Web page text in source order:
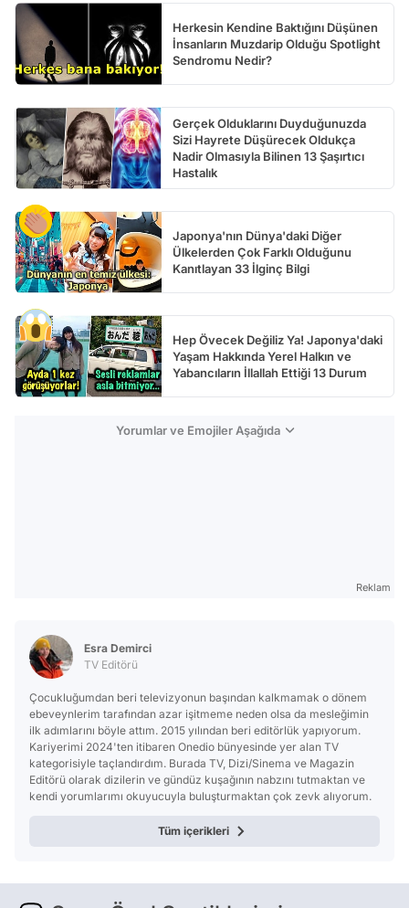
Herkesin Kendine Baktığını Düşünen
İnsanların Muzdarip Olduğu Spotlight
Sendromu Nedir?
Gerçek Olduklarını Duyduğunuzda
Sizi Hayrete Düşürecek Oldukça
Nadir Olmasıyla Bilinen 13 Şaşırtıcı
Hastalık
Japonya'nın Dünya'daki Diğer
Ülkelerden Çok Farklı Olduğunu
Kanıtlayan 33 İlginç Bilgi
Hep Övecek Değiliz Ya! Japonya'daki
Yaşam Hakkında Yerel Halkın ve
Yabancıların İllallah Ettiği 13 Durum
Yorumlar ve Emojiler Aşağıda
Reklam
Esra Demirci
TV Editörü
Çocukluğumdan beri televizyonun başından kalkmamak o dönem
ebeveynlerim tarafından azar işitmeme neden olsa da mesleğimin
ilk adımlarını böyle attım. 2015 yılından beri editörlük yapıyorum.
Kariyerimi 2024'ten itibaren Onedio bünyesinde yer alan TV
kategorisiyle taçlandırdım. Burada TV, Dizi/Sinema ve Magazin
Editörü olarak dizilerin ve gündüz kuşağının nabzını tutmaktan ve
kendi yorumlarımı okuyucuyla buluşturmaktan çok zevk alıyorum.
Tüm içerikleri